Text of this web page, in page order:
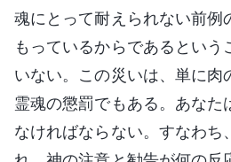
魂にとって耐えられない前例
もっているからであるという
いない。この災いは、単に肉
霊魂の懲罰でもある。あなた
なければならない。すなわち